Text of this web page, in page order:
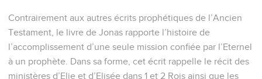
Contrairement aux autres écrits prophétiques de l’Ancien
Testament, le livre de Jonas rapporte l’histoire de
l’accomplissement d’une seule mission confiée par l’Eternel
à un prophète. Dans sa forme, cet écrit rappelle le récit des
ministères d’Elie et d’Elisée dans 1 et 2 Rois ainsi que les